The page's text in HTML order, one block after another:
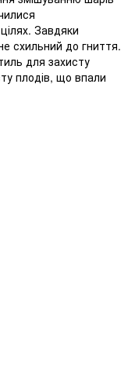
Завдяки
схильний до гниття.
для захисту
плодів, що впали